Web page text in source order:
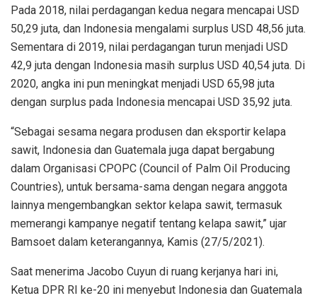
Pada 2018, nilai perdagangan kedua negara mencapai USD
50,29 juta, dan Indonesia mengalami surplus USD 48,56 juta.
Sementara di 2019, nilai perdagangan turun menjadi USD
42,9 juta dengan Indonesia masih surplus USD 40,54 juta. Di
2020, angka ini pun meningkat menjadi USD 65,98 juta
dengan surplus pada Indonesia mencapai USD 35,92 juta.
“Sebagai sesama negara produsen dan eksportir kelapa
sawit, Indonesia dan Guatemala juga dapat bergabung
dalam Organisasi CPOPC (Council of Palm Oil Producing
Countries), untuk bersama-sama dengan negara anggota
lainnya mengembangkan sektor kelapa sawit, termasuk
memerangi kampanye negatif tentang kelapa sawit,” ujar
Bamsoet dalam keterangannya, Kamis (27/5/2021).
Saat menerima Jacobo Cuyun di ruang kerjanya hari ini,
Ketua DPR RI ke-20 ini menyebut Indonesia dan Guatemala